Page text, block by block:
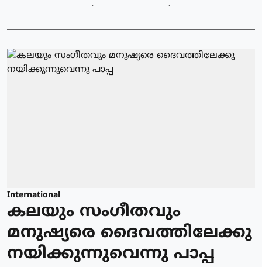
International
കലയും സംഗീതവും
മനുഷ്യരെ ദൈവത്തിലേക്കു
നയിക്കുന്നുവെന്നു പാപ്പ